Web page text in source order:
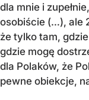
dla mnie i
osobiście (…), ale
że tylko tam,
gdzie mogę
dla Polaków, że
pewne obiekcje,